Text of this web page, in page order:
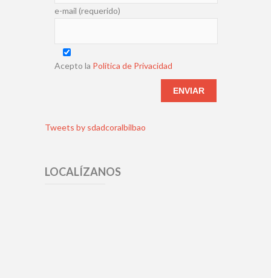
e-mail (requerido)
Acepto la Política de Privacidad
Tweets by sdadcoralbilbao
LOCALÍZANOS